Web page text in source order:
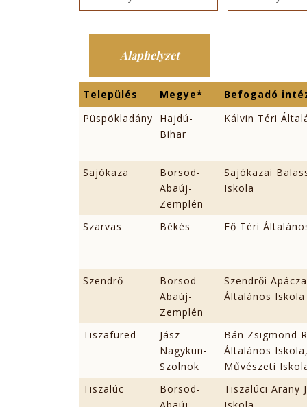
Település Megye*
Befogadó
Püspökladány
Hajdú-
Bihar
Kálvin Téri
Sajókaza
Borsod-
Abaúj-
Zemplén
Sajókazai
Iskola
Szarvas Békés Fő Téri
Szendrő
Borsod-
Abaúj-
Zemplén
Szendrői
Általános Iskola
Tiszafüred
Jász-
Nagykun-
Szolnok
Bán Zsigmond
Általános
Művészeti
Tiszalúc
Borsod-
Tiszalúci Arany